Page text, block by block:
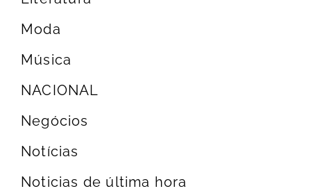
Moda
Música
NACIONAL
Negócios
Notícias
Noticias de última hora